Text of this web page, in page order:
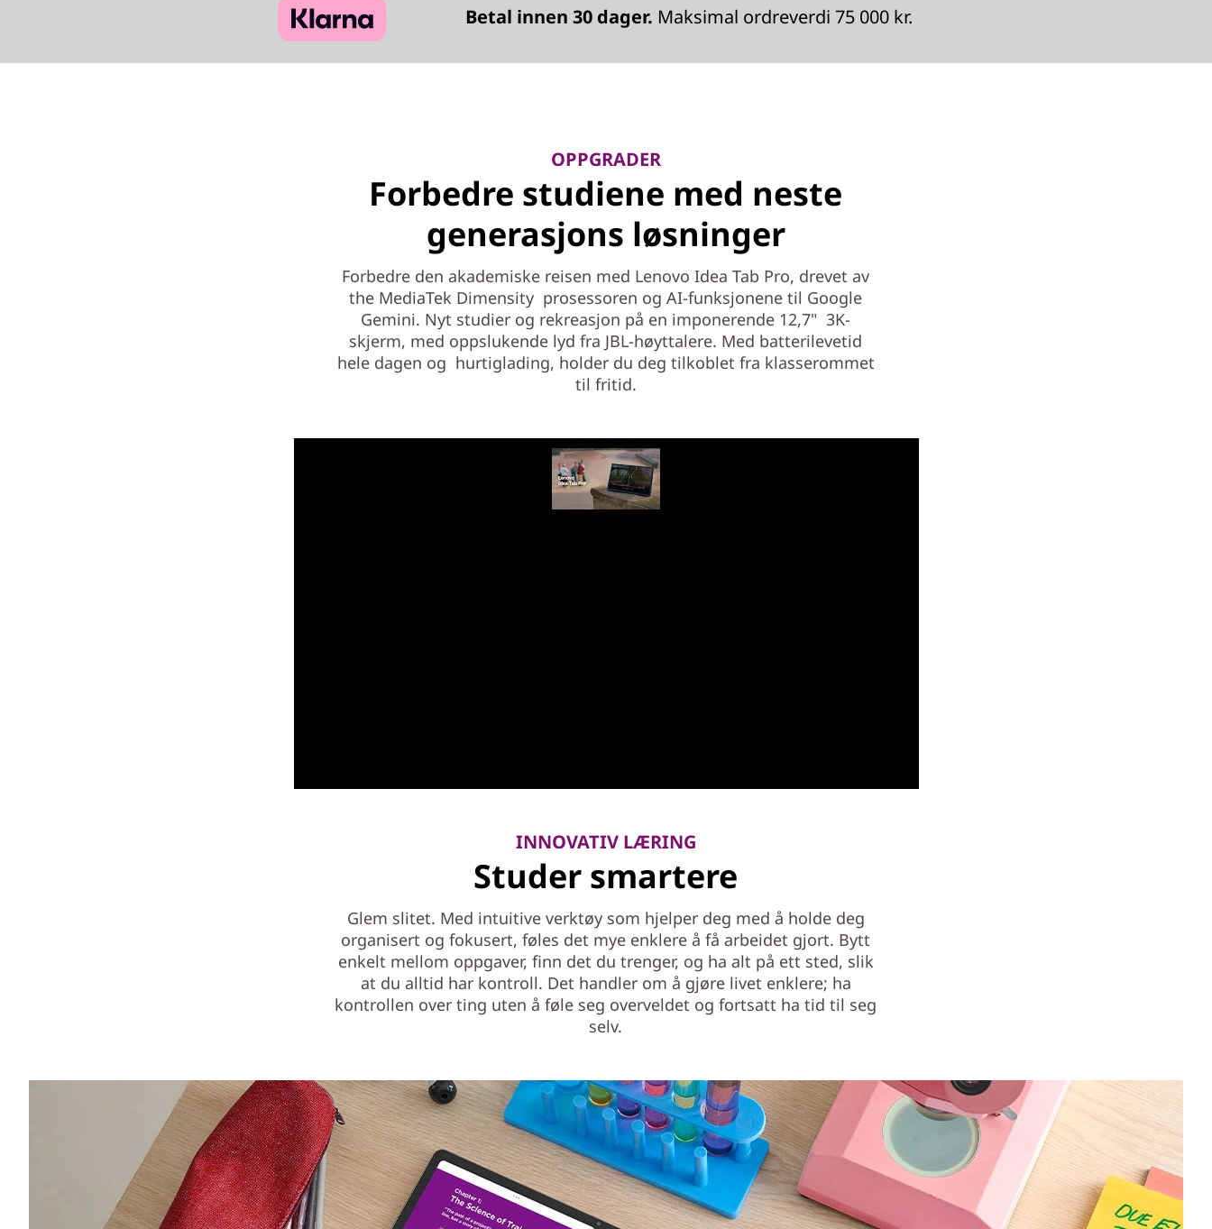
Betal innen 30 dager. Maksimal ordreverdi 75 000 kr.
OPPGRADER
Forbedre studiene med neste
generasjons løsninger
Forbedre den akademiske reisen med Lenovo Idea Tab Pro, drevet av
the MediaTek Dimensity prosessoren og AI-funksjonene til Google
Gemini. Nyt studier og rekreasjon på en imponerende 12,7" 3K-
skjerm, med oppslukende lyd fra JBL-høyttalere. Med batterilevetid
hele dagen og hurtiglading, holder du deg tilkoblet fra klasserommet
til fritid.
INNOVATIV LÆRING
Studer smartere
Glem slitet. Med intuitive verktøy som hjelper deg med å holde deg
organisert og fokusert, føles det mye enklere å få arbeidet gjort. Bytt
enkelt mellom oppgaver, finn det du trenger, og ha alt på ett sted, slik
at du alltid har kontroll. Det handler om å gjøre livet enklere; ha
kontrollen over ting uten å føle seg overveldet og fortsatt ha tid til seg
selv.